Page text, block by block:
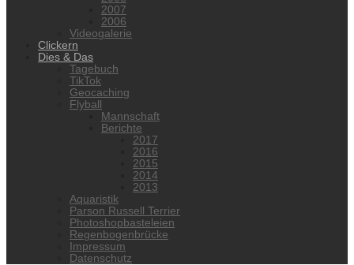
2007
2006
Videogalerie
Clickern
Dies & Das
Tagebuch
TikTok
Geocaching
Flyball
Mannschaft
Berichte
2017
2016
2015
2014
2013
Aquaristik
Parson Russell Terrier
Photoshopbasteleien
Regenbogenbrücke
Impressum
Datenschutz